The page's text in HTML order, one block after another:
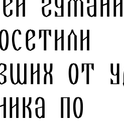
от
по